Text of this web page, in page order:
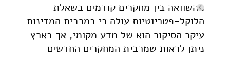
מהשוואה בין מחקרים קודמים בשאלת
הלוקל-פטריוטיות עולה כי במרבית המדינות
עיקר הסיקור הוא של מדע מקומי, אך בארץ
ניתן לראות שמרבית המחקרים החדשים